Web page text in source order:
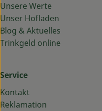
Unsere Werte
Unser Hofladen
Blog & Aktuelles
Trinkgeld online
Service
Kontakt
Reklamation